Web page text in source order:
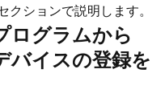
ションで説明します。
グラムから
イスの登録を